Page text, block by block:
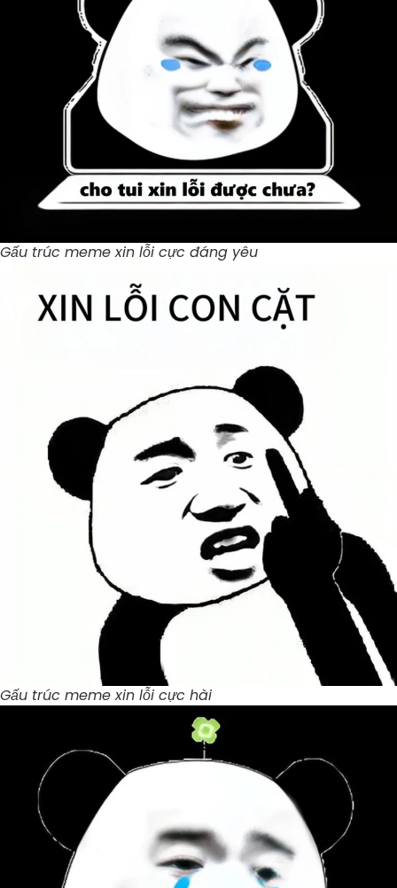
Gấu trúc meme xin lỗi cực đáng yêu
Gấu trúc meme xin lỗi cực hài